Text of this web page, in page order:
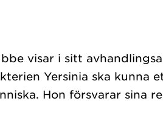
visar i sitt
Yersinia ska kunna